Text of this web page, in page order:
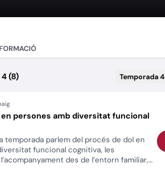
(8) Temporada 4
en persones amb diversitat funcional
temporada parlem del procés de dol en
funcional cognitiva, les
des de l’entorn familiar,